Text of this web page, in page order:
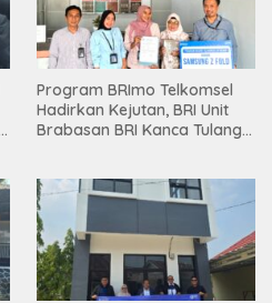
Program BRImo Telkomsel
Hadirkan Kejutan, BRI Unit
Brabasan BRI Kanca Tulang
Mesuji